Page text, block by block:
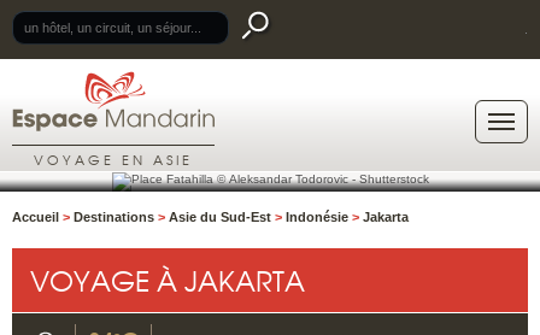
VOYAGE EN ASIE
Accueil > Destinations > Asie du Sud-Est > Indonésie > Jakarta
VOYAGE À JAKARTA